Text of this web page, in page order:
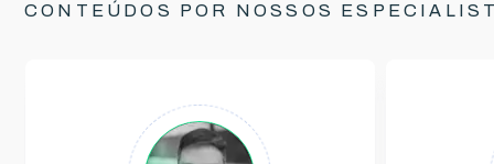
CONTEÚDOS POR NOSSOS